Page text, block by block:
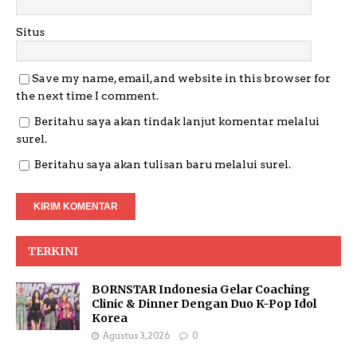
Situs
Save my name, email, and website in this browser for
the next time I comment.
Beritahu saya akan tindak lanjut komentar melalui
surel.
Beritahu saya akan tulisan baru melalui surel.
TERKINI
BORNSTAR Indonesia Gelar Coaching
Clinic & Dinner Dengan Duo K-Pop Idol
Korea
Agustus 3, 2026 0